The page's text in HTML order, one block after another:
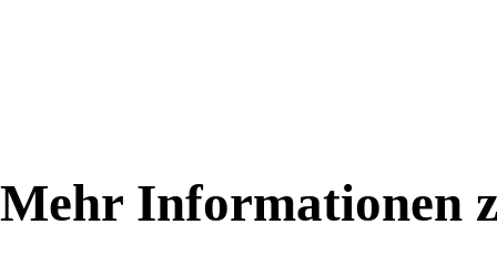
Mehr Informationen